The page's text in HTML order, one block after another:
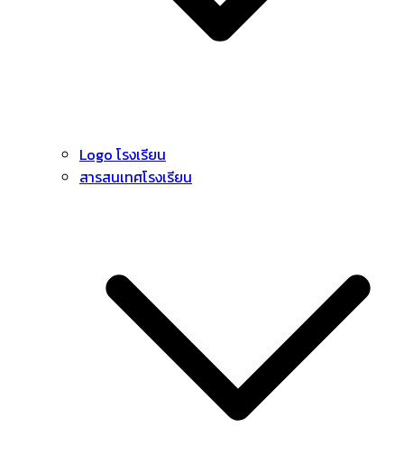
Logo โรงเรียน
สารสนเทศโรงเรียน